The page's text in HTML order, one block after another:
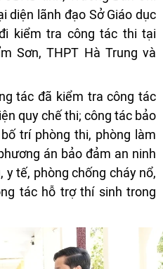
diện lãnh đạo Sở Giáo dục
kiểm tra công tác thi tại
Sơn, THPT Hà Trung và
tác đã kiểm tra công tác
quy chế thi; công tác bảo
trí phòng thi, phòng làm
án bảo đảm an ninh
tế, phòng chống cháy nổ,
tác hỗ trợ thí sinh trong